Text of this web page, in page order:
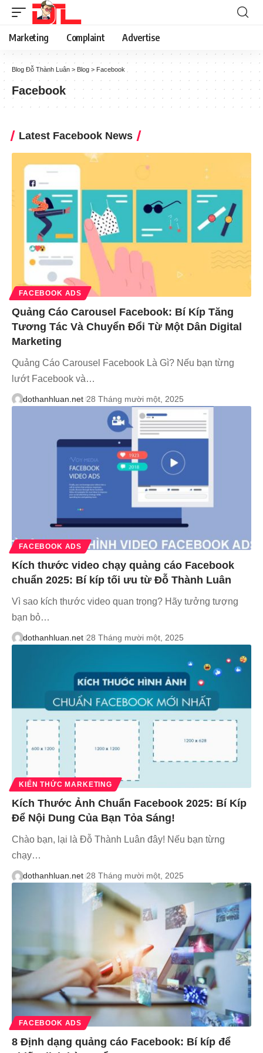
Marketing Complaint Advertise
Blog Đỗ Thành Luân > Blog > Facebook
Facebook
Latest Facebook News
FACEBOOK ADS
Quảng Cáo Carousel Facebook: Bí Kíp Tăng
Tương Tác Và Chuyển Đổi Từ Một Dân Digital
Marketing
Quảng Cáo Carousel Facebook Là Gì? Nếu bạn từng
lướt Facebook và…
dothanhluan.net 28 Tháng mười một, 2025
FACEBOOK ADS
Kích thước video chạy quảng cáo Facebook
chuẩn 2025: Bí kíp tối ưu từ Đỗ Thành Luân
Vì sao kích thước video quan trọng? Hãy tưởng tượng
bạn bỏ…
dothanhluan.net 28 Tháng mười một, 2025
KIẾN THỨC MARKETING
Kích Thước Ảnh Chuẩn Facebook 2025: Bí Kíp
Để Nội Dung Của Bạn Tỏa Sáng!
Chào bạn, lại là Đỗ Thành Luân đây! Nếu bạn từng
chạy…
dothanhluan.net 28 Tháng mười một, 2025
FACEBOOK ADS
8 Định dạng quảng cáo Facebook: Bí kíp để